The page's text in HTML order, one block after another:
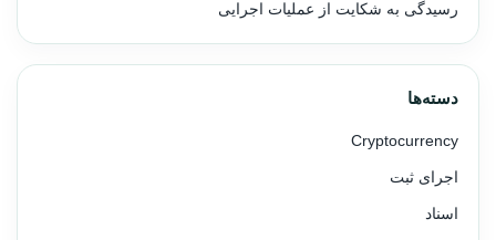
رسیدگی به شکایت از عملیات اجرایی
دسته‌ها
Cryptocurrency
اجرای ثبت
اسناد